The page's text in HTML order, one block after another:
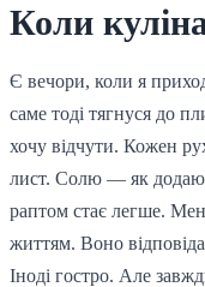
Коли
Є вечори, коли я
саме тоді тягнуся до
хочу відчути. Кожен
лист. Солю — як додаю
раптом стає легше.
життям. Воно
Іноді гостро. Але